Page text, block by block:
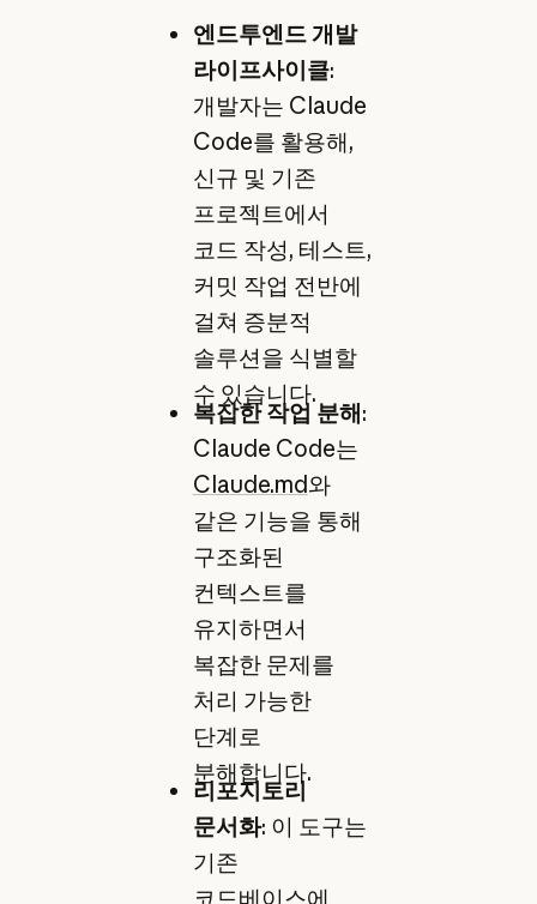
엔드투엔드 개발
라이프사이클:
개발자는 Claude
Code를 활용해,
신규 및 기존
프로젝트에서
코드 작성, 테스트,
커밋 작업 전반에
걸쳐 증분적
솔루션을 식별할
수 있습니다.
복잡한 작업 분해:
Claude Code는
Claude.md와
같은 기능을 통해
구조화된
컨텍스트를
유지하면서
복잡한 문제를
처리 가능한
단계로
분해합니다.
리포지토리
문서화: 이 도구는
기존
코드베이스에